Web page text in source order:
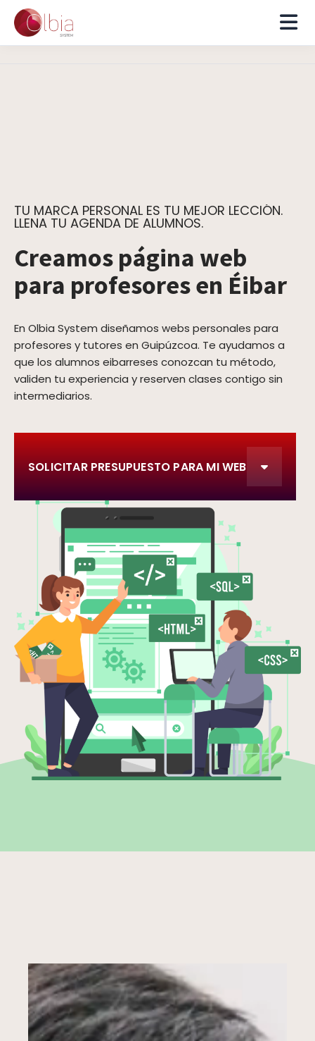
TU MARCA PERSONAL ES TU MEJOR LECCIÓN.
LLENA TU AGENDA DE ALUMNOS.
Creamos página web
para profesores en Éibar
En Olbia System diseñamos webs personales para
profesores y tutores en Guipúzcoa. Te ayudamos a
que los alumnos eibarreses conozcan tu método,
validen tu experiencia y reserven clases contigo sin
intermediarios.
SOLICITAR PRESUPUESTO PARA MI WEB